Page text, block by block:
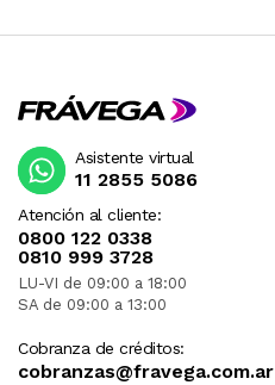
Atención al cliente:
0800 122 0338
0810 999 3728
LU-VI de 09:00 a 18:00
SA de 09:00 a 13:00
Cobranza de créditos:
cobranzas@fravega.com.ar
Asistente virtual
11 2855 5086